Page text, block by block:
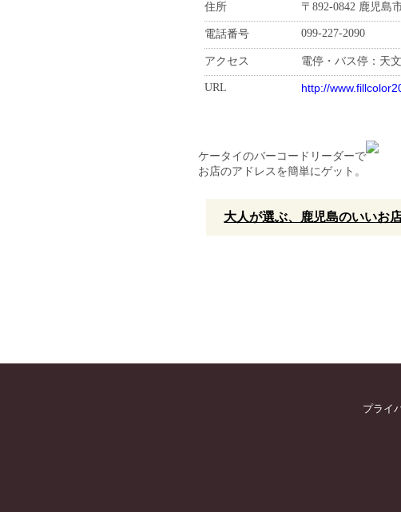
住所 〒892-0842 鹿児島
電話番号 099-227-2090
アクセス 電停・バス停：天
URL http://
ケータイのバーコードリーダーで
お店のアドレスを簡単にゲット。
大人が選ぶ、鹿児島のいいお
プライ